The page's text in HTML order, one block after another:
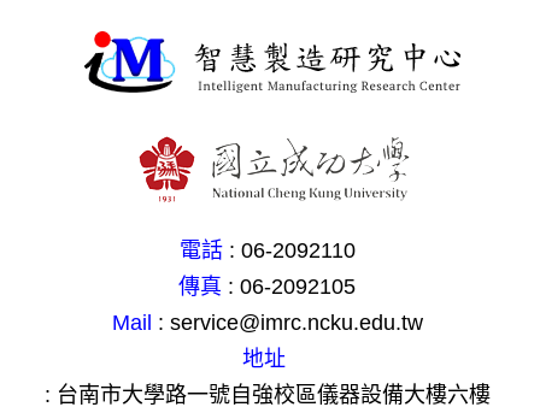
電話 : 06-2092110
傳真 : 06-2092105
Mail : service@imrc.ncku.edu.tw
地址
: 台南市大學路一號自強校區儀器設備大樓六樓